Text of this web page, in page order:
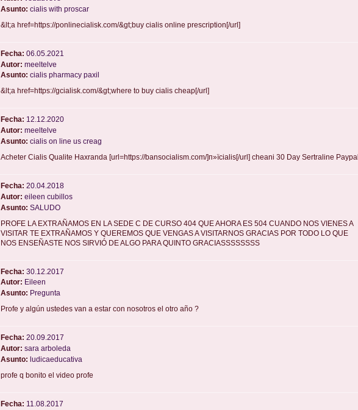
Asunto: cialis with proscar
&lt;a href=https://ponlinecialisk.com/&gt;buy cialis online prescription[/url]
Fecha: 06.05.2021
Autor: meeltelve
Asunto: cialis pharmacy paxil
&lt;a href=https://gcialisk.com/&gt;where to buy cialis cheap[/url]
Fecha: 12.12.2020
Autor: meeltelve
Asunto: cialis on line us creag
Acheter Cialis Qualite Haxranda [url=https://bansocialism.com/]п»їcialis[/url] cheani 30 Day Sertraline Paypal
Fecha: 20.04.2018
Autor: eileen cubillos
Asunto: SALUDO
PROFE LA EXTRAÑAMOS EN LA SEDE C DE CURSO 404 QUE AHORA ES 504 CUANDO NOS VIENES A
VISITAR TE EXTRAÑAMOS Y QUEREMOS QUE VENGAS A VISITARNOS GRACIAS POR TODO LO QUE
NOS ENSEÑASTE NOS SIRVIÓ DE ALGO PARA QUINTO GRACIASSSSSSSS
Fecha: 30.12.2017
Autor: Eileen
Asunto: Pregunta
Profe y algún ustedes van a estar con nosotros el otro año ?
Fecha: 20.09.2017
Autor: sara arboleda
Asunto: ludicaeducativa
profe q bonito el video profe
Fecha: 11.08.2017